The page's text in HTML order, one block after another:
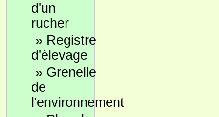
d'un
rucher
» Registre
d'élevage
» Grenelle
de
l'environnement